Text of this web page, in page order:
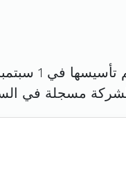
في 1 سبتمبر 2022 برأس مال قدره
مسجلة في